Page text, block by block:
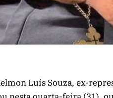
Luís Souza, ex-